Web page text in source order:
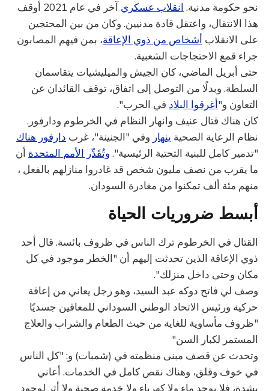
نحو حكومة مدنية. انقلاب عسكري
آخر في عام 2021 أوقف
هذا الانتقال، واعتقل قادة مدنيين. وكان من بين المحتجين
على الانقلاب أشخاص من ذوي الإعاقة، بمن فيهم المصابون
جراء قمع الاحتجاجات الشعبية.
حتى أبريل الماضي، كان الجيش والميليشيات يتقاسمان
السلطة. وبدلًا من التوصل إلى اتفاق، توقف القائدان عن
التعاون و"أغرقوا البلاد في الحرب".
كان هناك قتال عنيف وانهار النظام في الخرطوم ودارفور.
نظام الرعاية الصحية ينهار وفي "الجنينة"، غرب دارفور هناك
"تدمير كامل للبنية التحتية الرئيسية". وتُقَدِّر الأمم المتحدة أن
ما يقرب من نصف مليون شخص قد غادروا منازلهم بالفعل ،
منهم مئة ألف تمكنوا من مغادرة السودان.
أبسط ضروريات الحياة
القتال في الخرطوم ترك الناس في ظروف بائسة. قال أحد
ذوي الإعاقة الذين تحدثت إليهم أن "الخطر موجود في كل
مكان وحتى داخل منزلك".
وصف لي فاتح دوكه عبد السيد، وهو رجل يعاني من إعاقة
حركية ورئيس الاتحاد الوطني السوداني للمعاقين جسديًا
"ظروف مأساوية للغاية من حيث الطعام والشراب والعلاج
المستمر لكبار السن"
وتحدث عن قصف مبنى منظمته في (شمبات) و: "كل الناس
في خوف وقلق، وهناك نقص كامل في الخدمات. أعاني
بشدة، فلا يوجد ماء ولا كهرباء ولا خدمة صحية ولا أثر لوجود